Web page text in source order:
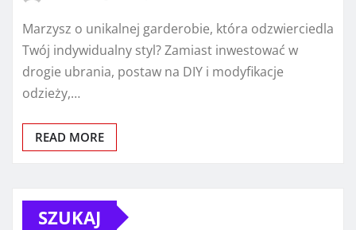
Marzysz o unikalnej garderobie, która odzwierciedla
Twój indywidualny styl? Zamiast inwestować w
drogie ubrania, postaw na DIY i modyfikacje
odzieży,…
READ MORE
SZUKAJ